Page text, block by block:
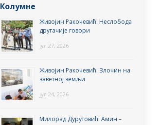
Колумне
Живојин Ракочевић: Неслобода
другачије говори
јул 27, 2026
Живојин Ракочевић: Злочин на
заветној земљи
јул 24, 2026
Милорад Дурутовић: Амин –